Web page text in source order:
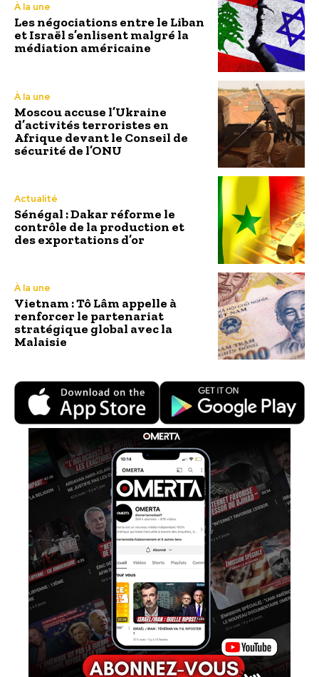
À la une
Les négociations entre le Liban
et Israël s’enlisent malgré la
médiation américaine
À la une
Moscou accuse l’Ukraine
d’activités terroristes en
Afrique devant le Conseil de
sécurité de l’ONU
Actualité
Sénégal : Dakar réforme le
contrôle de la production et
des exportations d’or
À la une
Vietnam : Tô Lâm appelle à
renforcer le partenariat
stratégique global avec la
Malaisie